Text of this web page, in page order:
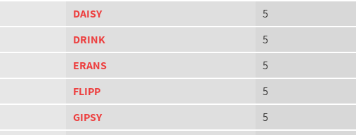
DAISY
5
DRINK
5
ERANS
5
FLIPP
5
GIPSY
5